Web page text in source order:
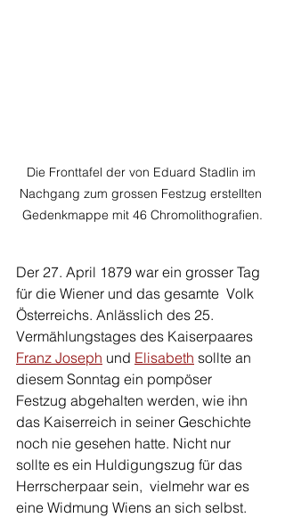
Die Fronttafel der von Eduard Stadlin im
Nachgang zum grossen Festzug erstellten
Gedenkmappe mit 46 Chromolithografien.
Der 27. April 1879 war ein grosser Tag
für die Wiener und das gesamte  Volk
Österreichs. ­Anlässlich des 25.
Vermählungstages des Kaiserpaares
Franz ­Joseph und Elisabeth sollte an
diesem Sonntag ein pompöser
Festzug abgehalten werden, wie ihn
das Kaiserreich in seiner Geschichte
noch nie gesehen hatte. Nicht nur
sollte es ein Huldigungszug für das
Herrscherpaar sein,  vielmehr war es
eine Widmung Wiens an sich selbst.